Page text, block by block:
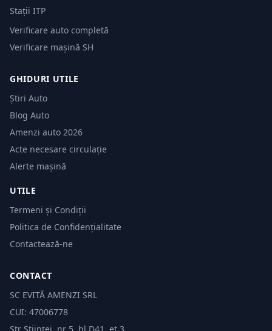
Stații ITP
Verificare auto completă
Verificare mașină SH
GHIDURI UTILE
Știri Auto
Blog Auto
Amenzi auto 2026
Acte necesare circulație
Alerte mașină
UTILE
Termeni și Condiții
Politica de Confidențialitate
Contactează-ne
CONTACT
SC EVITĂ AMENZI SRL
CUI: 47006778